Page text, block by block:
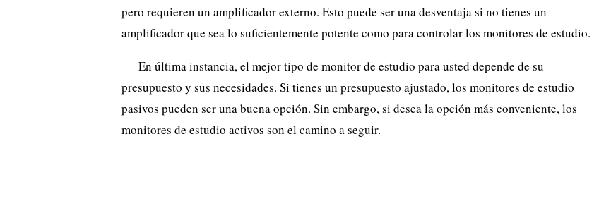
pero requieren un amplificador externo. Esto puede ser una desventaja si no tienes un
amplificador que sea lo suficientemente potente como para controlar los monitores de estudio.
En última instancia, el mejor tipo de monitor de estudio para usted depende de su
presupuesto y sus necesidades. Si tienes un presupuesto ajustado, los monitores de estudio
pasivos pueden ser una buena opción. Sin embargo, si desea la opción más conveniente, los
monitores de estudio activos son el camino a seguir.